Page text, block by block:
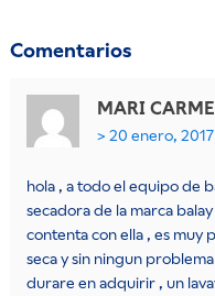
Comentarios
MARI
20 enero, 2017
hola , a todo el equipo de
secadora de la marca
contenta con ella , es muy
seca y sin ningun
durare en adquirir , un